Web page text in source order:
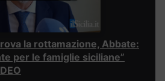
la rottamazione, Abbate:
per le famiglie siciliane”